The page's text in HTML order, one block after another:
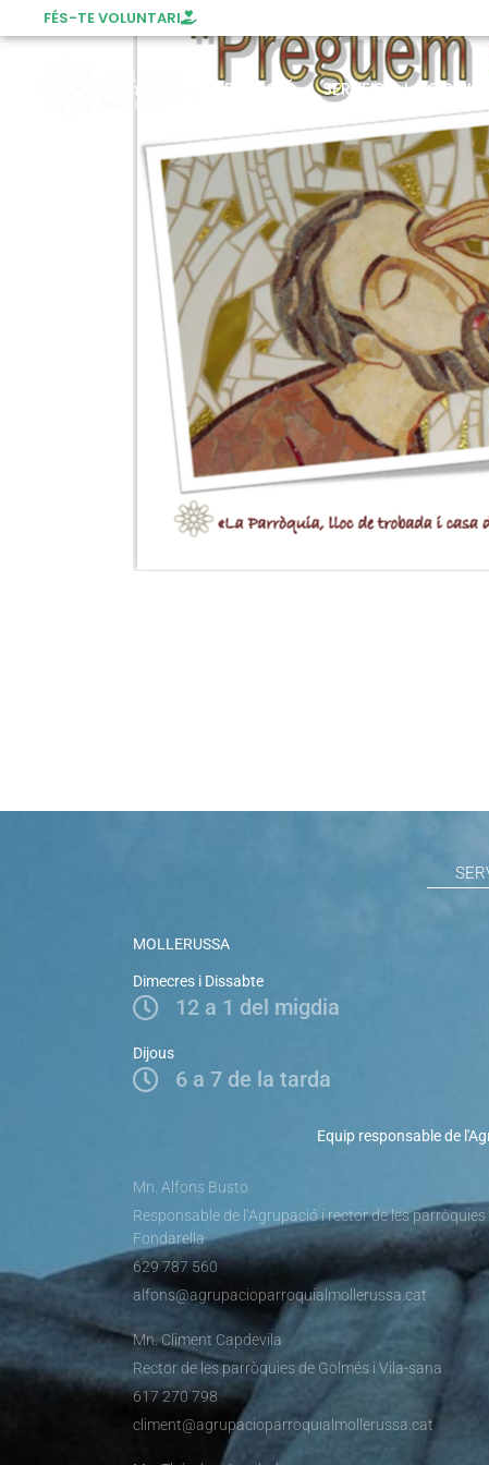
FÉS-TE VOLUNTARI
AGRUPACIÓ SERVEIS A LA
MOLLERUSSA
Dimecres i Dissabte
12 a 1 del migdia
Dijous
6 a 7 de la tarda
Equip responsable de
Mn. Alfons Busto
Responsable de l’Agrupació i rector de les
Fondarella
629 787 560
alfons@agrupacioparroquialmollerussa.cat
Mn. Climent Capdevila
Rector de les parròquies de Golmés i Vila-sana
617 270 798
climent@agrupacioparroquialmollerussa.cat